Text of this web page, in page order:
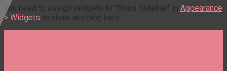
You need to assign Widgets to
"Shop Sidebar"
Appearance
> Widgets to show anything here